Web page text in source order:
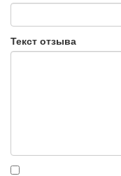
Текст отзыва